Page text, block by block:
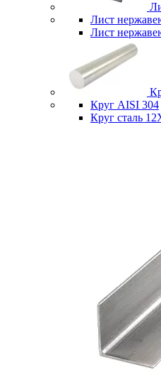
Лист
Лист
Круг AISI 304
Круг сталь